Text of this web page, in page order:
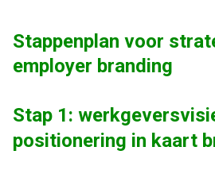
Stappenplan voor
employer branding
Stap 1:
positionering in kaart